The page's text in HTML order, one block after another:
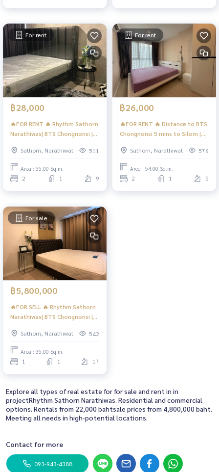
For rent
฿28,000
🔥FOR RENT 🔥 Rhythm Sathorn
Narathiwas| BTS Chongnonsi |
Sathorn, Narathiwat
511
Area : 55.00 Sq.m.
2 1 9
For rent
฿26,000
🔥FOR RENT 🔥 Distance to BTS
Chongnonsi 5 mins to Silom |
Sathorn, Narathiwat
576
Area : 54.00 Sq.m.
2 1 5
For sale
฿5,800,000
🔥FOR SELL 🔥 Rhythm Sathorn
Narathiwas| BTS Chongnonsi |
Sathorn, Narathiwat
542
Area : 35.00 Sq.m.
1 1 17
Explore all types of real estate for for sale and rent in in
projectRhythm Sathorn Narathiwas. Residential and commercial
options. Rentals from 22,000 bahtsale prices from 4,800,000 baht.
Meeting all needs in high-potential locations.
Contact for more
093-943-4388